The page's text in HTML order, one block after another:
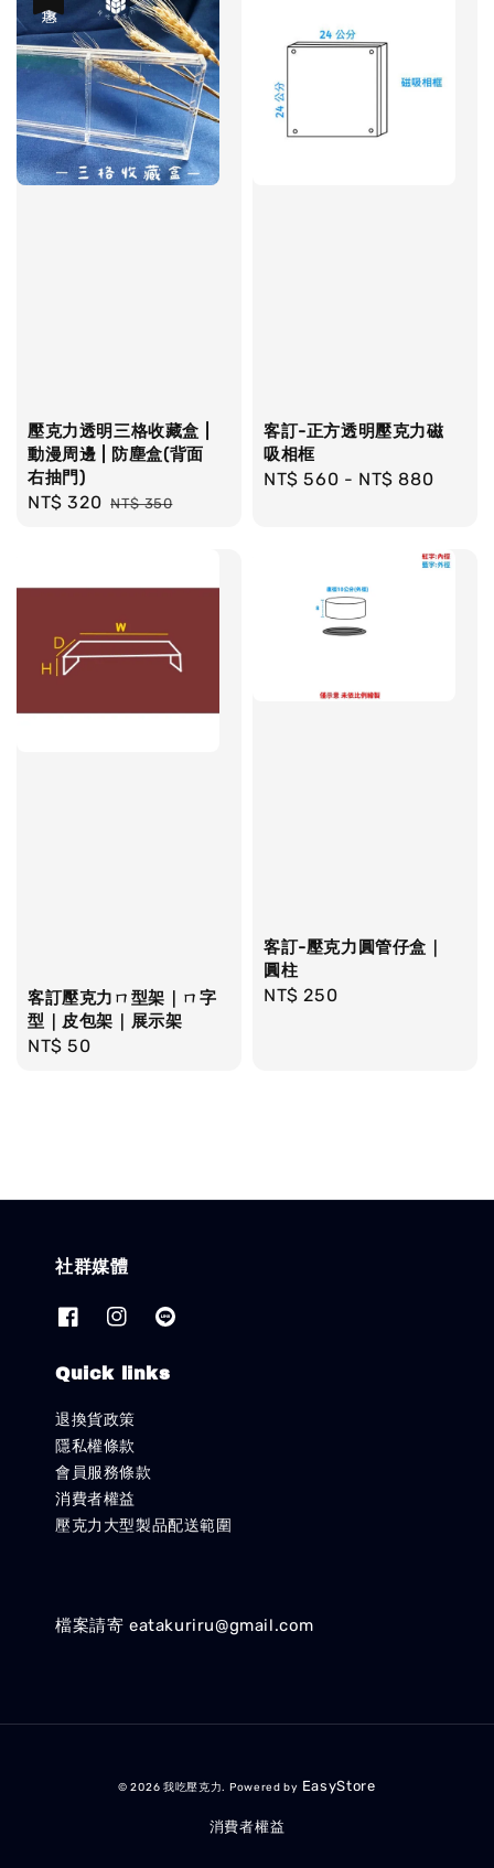
壓克力透明三格收藏盒 |
動漫周邊 | 防塵盒(背面
右抽門)
Sale
NT$ 320 Regular
NT$ 350
客訂-正方透明壓克力磁
吸相框
Regular
NT$ 560 - NT$ 880
客訂壓克力ㄇ型架｜ㄇ字
型｜皮包架｜展示架
Regular
NT$ 50
客訂-壓克力圓管仔盒｜
圓柱
Regular
NT$ 250
社群媒體
Quick links
退換貨政策
隱私權條款
會員服務條款
消費者權益
壓克力大型製品配送範圍
檔案請寄 eatakuriru@gmail.com
© 2026 我吃壓克力. Powered by EasyStore
消費者權益